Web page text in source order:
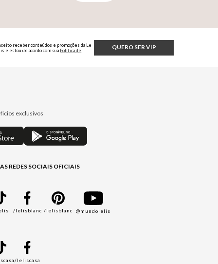
QUERO SER VIP
receber conteúdos e promoções da Le
e estou de acordo com sua Política de
exclusivos
REDES SOCIAIS OFICIAIS
/lelisblanc /lelisblanc @mundolelis
/leliscasa